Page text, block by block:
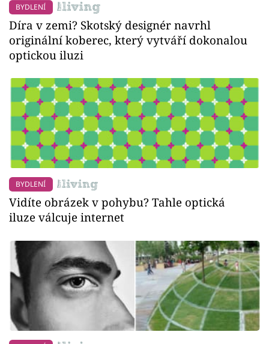
BYDLENÍ
Díra v zemi? Skotský designér navrhl
originální koberec, který vytváří dokonalou
optickou iluzi
BYDLENÍ
Vidíte obrázek v pohybu? Tahle optická
iluze válcuje internet